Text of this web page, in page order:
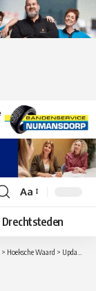
Lettergrootte
aanpassen
Aa
Drechtsteden
> Hoeksche Waard > Update Coronavirus cijfers in de Hoeksche Waard van maandag 16 november